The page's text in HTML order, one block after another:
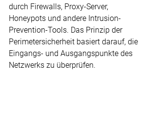
durch Firewalls, Proxy-Server,
Honeypots und andere Intrusion-
Prevention-Tools. Das Prinzip der
Perimetersicherheit basiert darauf, die
Eingangs- und Ausgangspunkte des
Netzwerks zu überprüfen.